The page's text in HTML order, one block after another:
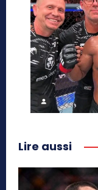
Lire aussi